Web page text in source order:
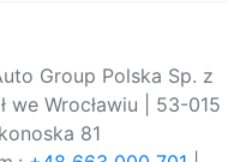
Group Polska Sp. z
we Wrocławiu | 53-015
81